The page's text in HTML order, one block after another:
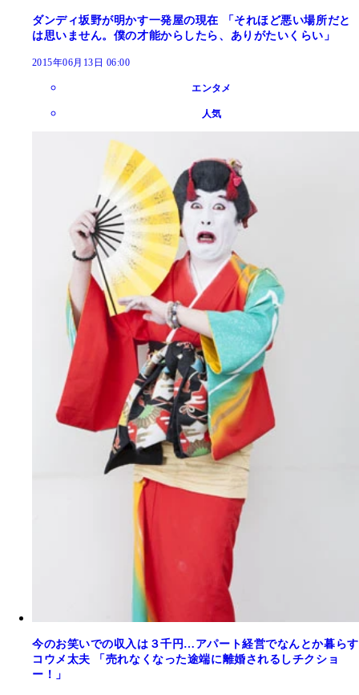
ダンディ坂野が明かす一発屋の現在 「それほど悪い場所だと
は思いません。僕の才能からしたら、ありがたいくらい」
2015年06月13日 06:00
エンタメ
人気
今のお笑いでの収入は３千円…アパート経営でなんとか暮らす
コウメ太夫 「売れなくなった途端に離婚されるしチクショ
ー！」